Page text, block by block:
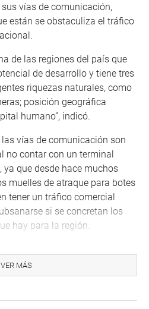
vías de comunicación,
están se obstaculiza el tráfico
de las regiones del país que
de desarrollo y tiene tres
riquezas naturales, como
posición geográfica
humano”, indicó.
vías de comunicación son
no contar con un terminal
ya que desde hace muchos
muelles de atraque para botes
tener un tráfico comercial
si se concretan los
hay para la región.
traerá desarrollo y progreso a
la actividad comercial, por lo
VER MÁS